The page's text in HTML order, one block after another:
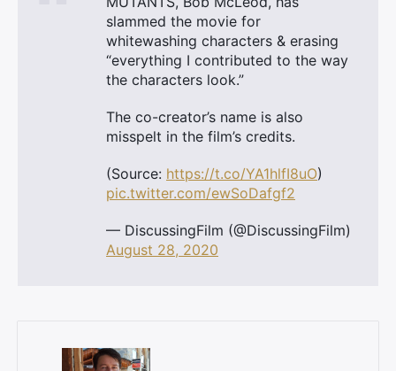
slammed the movie for
whitewashing characters & erasing
“everything I contributed to the way
the characters look.”
The co-creator’s name is also
misspelt in the film’s credits.
(Source: https://t.co/YA1hlfI8uO)
pic.twitter.com/ewSoDafgf2
— DiscussingFilm (@DiscussingFilm)
August 28, 2020
Rechercher